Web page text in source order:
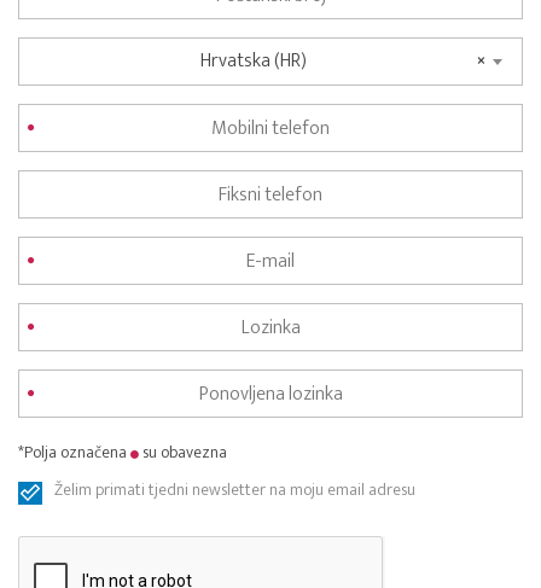
×
Hrvatska (HR)
*Polja označena
su obavezna
Želim primati tjedni newsletter na moju email adresu